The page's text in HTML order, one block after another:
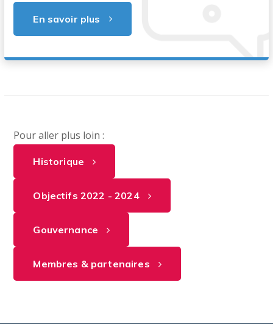
En savoir plus
Pour aller plus loin :
Historique
Objectifs 2022 - 2024
Gouvernance
Membres & partenaires